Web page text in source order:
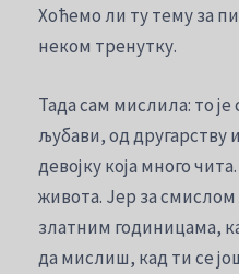
Хоћемо ли ту тему за
неком тренутку.
Тада сам мислила: то је
љубави, од другарству
девојку која много
живота. Јер за
златним годиницама,
да мислиш, кад ти се